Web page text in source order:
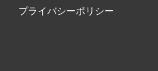
プライバシーポリシー